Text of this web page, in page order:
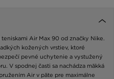
Air Max 90 od značky Nike.
kožených vrstiev, ktoré
pevné uchytenie a vystužený
V spodnej časti sa nachádza mäkká
Air v päte pre maximálne